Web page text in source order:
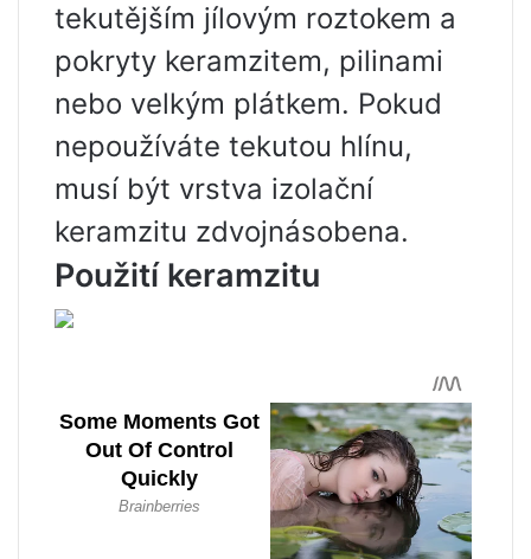
tekutějším jílovým roztokem a
pokryty keramzitem, pilinami
nebo velkým plátkem. Pokud
nepoužíváte tekutou hlínu,
musí být vrstva izolační
keramzitu zdvojnásobena.
Použití keramzitu